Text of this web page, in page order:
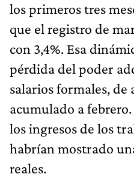
los primeros tres
que el registro de
con 3,4%. Esa
pérdida del poder
salarios formales,
acumulado a
los ingresos de los
habrían mostrado
reales.